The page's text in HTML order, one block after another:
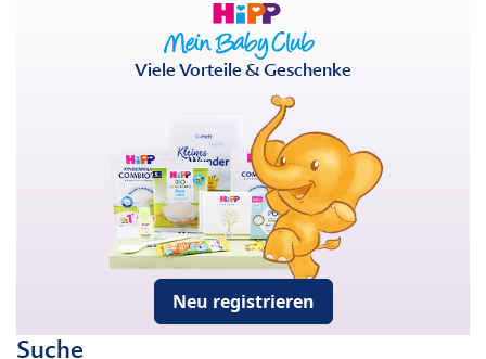
Viele Vorteile & Geschenke
Neu registrieren
Suche